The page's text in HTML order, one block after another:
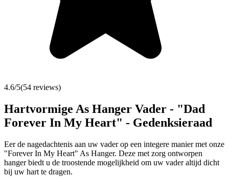
4.6/5(54 reviews)
Hartvormige As Hanger Vader - "Dad
Forever In My Heart" - Gedenksieraad
Eer de nagedachtenis aan uw vader op een integere manier met onze
"Forever In My Heart" As Hanger. Deze met zorg ontworpen
hanger biedt u de troostende mogelijkheid om uw vader altijd dicht
bij uw hart te dragen.